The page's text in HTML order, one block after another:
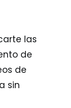
las
de
de
sin